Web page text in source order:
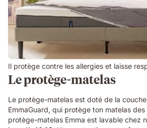
Il protège contre les allergies et laisse
Le protège-matelas
Le protège-matelas est doté de la
EmmaGuard, qui protège ton matelas
protège-matelas Emma est lavable chez